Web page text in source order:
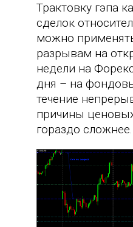
Трактовку гэпа
сделок
можно
разрывам на
недели на
дня – на
течение
причины
гораздо сложнее.